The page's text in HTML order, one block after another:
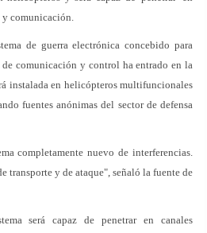
y comunicación.
de guerra electrónica concebido para
comunicación y control ha entrado en la
instalada en helicópteros multifuncionales
fuentes anónimas del sector de defensa
completamente nuevo de interferencias.
transporte y de ataque", señaló la fuente de
será capaz de penetrar en canales